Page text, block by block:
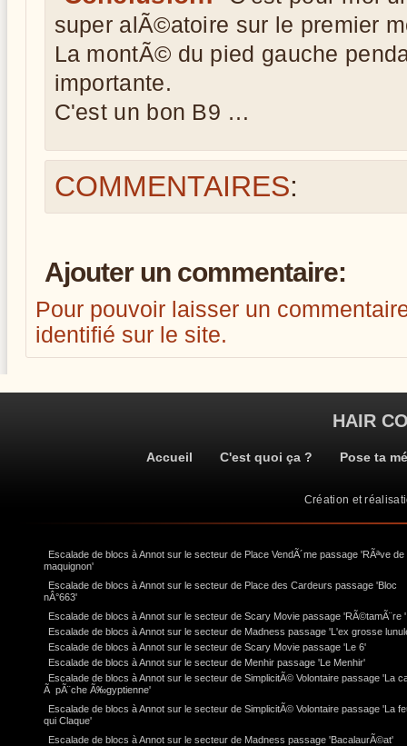
super alÃ©atoire sur le premier
La montÃ© du pied gauche
importante.
C'est un bon B9 …
COMMENTAIRES:
Ajouter un commentaire:
Pour pouvoir laisser un
identifié sur le site.
HAIR
Accueil C'est quoi ça ? Pose ta
Création et
Escalade de blocs à Annot sur le secteur de Place VendÃ´me passage 'RÃªve de
maquignon'
Escalade de blocs à Annot sur le secteur de Place des Cardeurs passage 'Bloc
nÂ°663'
Escalade de blocs à Annot sur le secteur de Scary Movie passage 'RÃ©tamÃ¨re '
Escalade de blocs à Annot sur le secteur de Madness passage 'L'ex grosse
Escalade de blocs à Annot sur le secteur de Scary Movie passage 'Le 6'
Escalade de blocs à Annot sur le secteur de Menhir passage 'Le Menhir'
Escalade de blocs à Annot sur le secteur de SimplicitÃ© Volontaire passage 'La
Ã pÃ¨che Ã‰gyptienne'
Escalade de blocs à Annot sur le secteur de SimplicitÃ© Volontaire passage 'La
qui Claque'
Escalade de blocs à Annot sur le secteur de Madness passage 'BacalaurÃ©at'